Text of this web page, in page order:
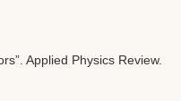
Applied Physics Review.